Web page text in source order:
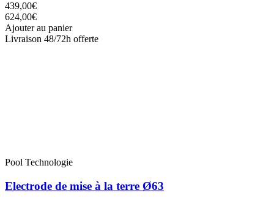
439,00€
624,00€
Ajouter au panier
Livraison 48/72h offerte
Pool Technologie
Electrode de mise à la terre Ø63